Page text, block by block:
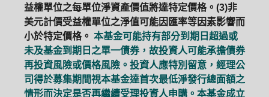
益權單位之每單位淨資產價值將達特定價格。(3)非
美元計價受益權單位之淨值可能因匯率等因素影響而
小於特定價格。 本基金可能持有部分到期日超過或
未及基金到期日之單一債券，故投資人可能承擔債券
再投資風險或價格風險。投資人應特別留意，經理公
司得於募集期間視本基金達首次最低淨發行總面額之
情形而決定是否再繼續受理投資人申購。本基金成立